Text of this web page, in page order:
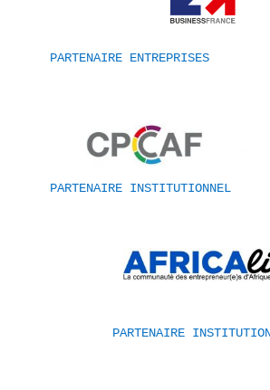
PARTENAIRE ENTREPRISES
PARTENAIRE INSTITUTIONNEL
PARTENAIRE